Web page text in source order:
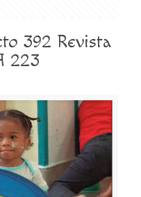
392 Revista
223